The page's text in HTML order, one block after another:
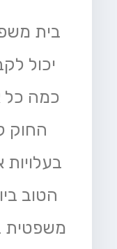
בית
יכול
כמה כל
החוק
הטוב
משפטית